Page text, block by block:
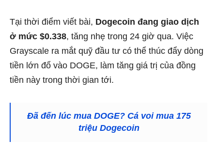
Tại thời điểm viết bài, Dogecoin đang giao dịch
ở mức $0.338, tăng nhẹ trong 24 giờ qua. Việc
Grayscale ra mắt quỹ đầu tư có thể thúc đẩy dòng
tiền lớn đổ vào DOGE, làm tăng giá trị của đồng
tiền này trong thời gian tới.
Đã đến lúc mua DOGE? Cá voi mua 175
triệu Dogecoin